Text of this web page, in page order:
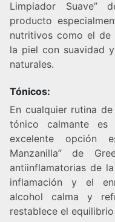
Limpiador Suave”
producto
nutritivos como el de
la piel con suavidad
naturales.
Tónicos:
En cualquier rutina
tónico calmante es
excelente opción
Manzanilla” de
antiinflamatorias de
inflamación y el
alcohol calma y
restablece el